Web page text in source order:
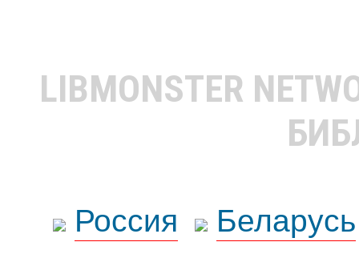
LIBMONSTER
Россия
Беларусь